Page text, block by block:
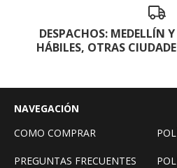
DESPACHOS: MEDELLÍN
HÁBILES, OTRAS
NAVEGACIÓN
COMO COMPRAR
PREGUNTAS FRECUENTES